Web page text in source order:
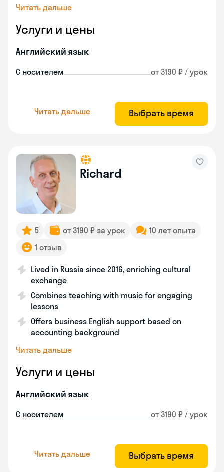
Читать дальше
Услуги и цены
Английский язык
С носителем от 3190 ₽ / урок
Читать дальше Выбрать время
Richard
5 от 3190 ₽ за урок
10 лет опыта
1 отзыв
Lived in Russia since 2016, enriching cultural
exchange
Combines teaching with music for engaging
lessons
Offers business English support based on
accounting background
Читать дальше
Услуги и цены
Английский язык
С носителем от 3190 ₽ / урок
Читать дальше Выбрать время